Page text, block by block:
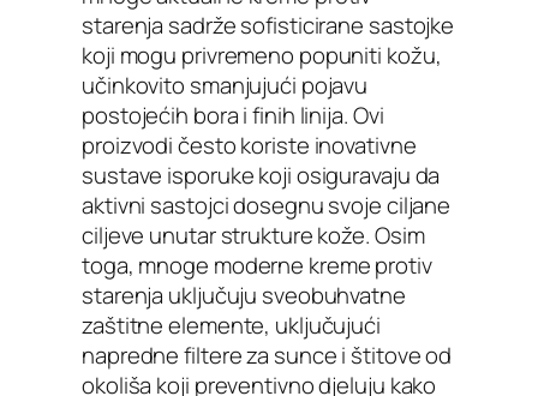
starenja sadrže sofisticirane sastojke
koji mogu privremeno popuniti kožu,
učinkovito smanjujući pojavu
postojećih bora i finih linija. Ovi
proizvodi često koriste inovativne
sustave isporuke koji osiguravaju da
aktivni sastojci dosegnu svoje ciljane
ciljeve unutar strukture kože. Osim
toga, mnoge moderne kreme protiv
starenja uključuju sveobuhvatne
zaštitne elemente, uključujući
napredne filtere za sunce i štitove od
okoliša koji preventivno djeluju kako